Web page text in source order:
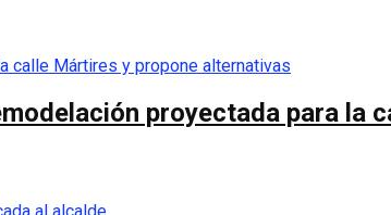
proyectada para la